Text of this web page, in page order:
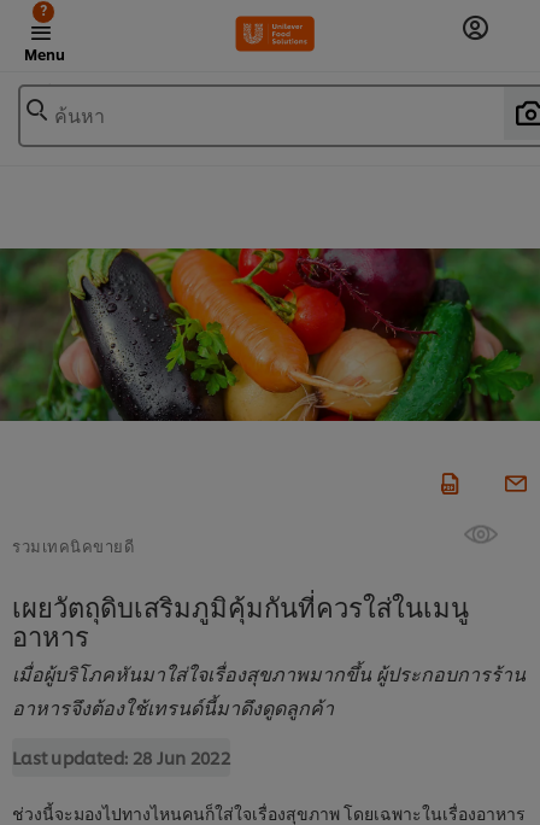
Menu
?
ค้นหา
รวมเทคนิคขายดี
เผยวัตถุดิบเสริมภูมิคุ้มกันที่ควรใส่ในเมนู
อาหาร
เมื่อผู้บริโภคหันมาใส่ใจเรื่องสุขภาพมากขึ้น ผู้ประกอบการร้าน
อาหารจึงต้องใช้เทรนด์นี้มาดึงดูดลูกค้า
Last updated: 28 Jun 2022
ช่วงนี้จะมองไปทางไหนคนก็ใส่ใจเรื่องสุขภาพ โดยเฉพาะในเรื่องอาหาร